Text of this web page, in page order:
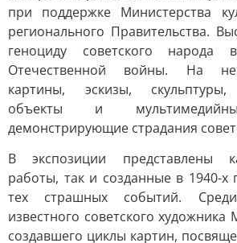
при поддержке Министерства
регионального Правительства.
геноциду советского народа
Отечественной войны. На
картины, эскизы, скульптуры,
объекты и
демонстрирующие страдания
В экспозиции представлены
работы, так и созданные в 1940-х
тех страшных событий.
известного советского художника
создавшего циклы картин,